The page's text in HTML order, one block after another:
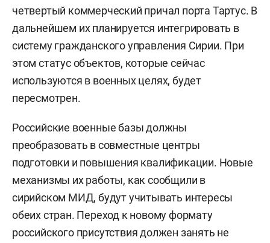
четвертый коммерческий причал порта Тартус. В
дальнейшем их планируется интегрировать в
систему гражданского управления Сирии. При
этом статус объектов, которые сейчас
используются в военных целях, будет
пересмотрен.
Российские военные базы должны
преобразовать в совместные центры
подготовки и повышения квалификации. Новые
механизмы их работы, как сообщили в
сирийском МИД, будут учитывать интересы
обеих стран. Переход к новому формату
российского присутствия должен занять не